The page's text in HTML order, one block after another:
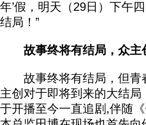
年’假，明天（29日）下午
结局！”
故事终将有结局，众
故事终将有结局，但青
主创对于即将到来的大结
于开播至今一直追剧,伴随